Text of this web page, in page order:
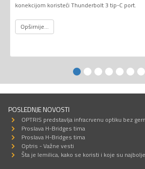
konekcijom koristeći Thunderbolt 3 tip-C port.
Opširnije...
POSLEDNJE NOVOSTI
OPTRIS predstavlja infracrvenu optiku bez
Proslava H-Bridges tima
Proslava H-Bridges tima
Optris - Važne vesti
Šta je lemilica, kako se koristi i koje su